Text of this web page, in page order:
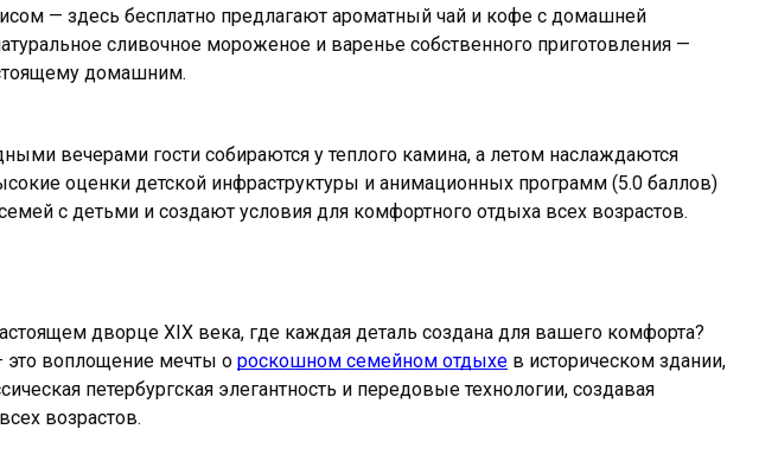
— здесь бесплатно предлагают ароматный чай и кофе с домашней
сливочное мороженое и варенье собственного приготовления —
домашним.
вечерами гости собираются у теплого камина, а летом наслаждаются
оценки детской инфраструктуры и анимационных программ (5.0 баллов)
с детьми и создают условия для комфортного отдыха всех возрастов.
дворце XIX века, где каждая деталь создана для вашего комфорта?
это воплощение мечты о роскошном семейном отдыхе в историческом здании,
петербургская элегантность и передовые технологии, создавая
возрастов.